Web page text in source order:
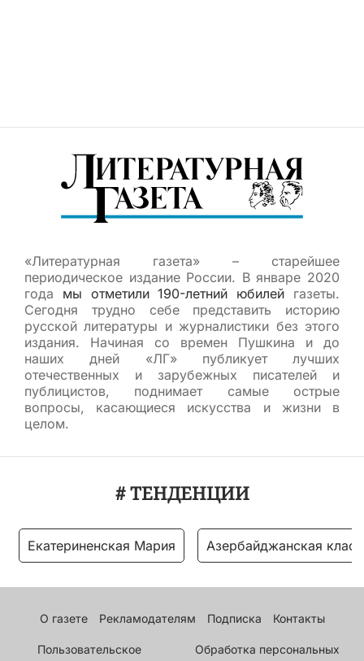
«Литературная газета» – старейшее
периодическое издание России. В январе 2020
года мы отметили 190-летний юбилей газеты.
Сегодня трудно себе представить историю
русской литературы и журналистики без этого
издания. Начиная со времен Пушкина и до
наших дней «ЛГ» публикует лучших
отечественных и зарубежных писателей и
публицистов, поднимает самые острые
вопросы, касающиеся искусства и жизни в
целом.
# ТЕНДЕНЦИИ
Екатериненская Мария Азербайджанская
О газете Рекламодателям Подписка Контакты
Пользовательское
Обработка персональных